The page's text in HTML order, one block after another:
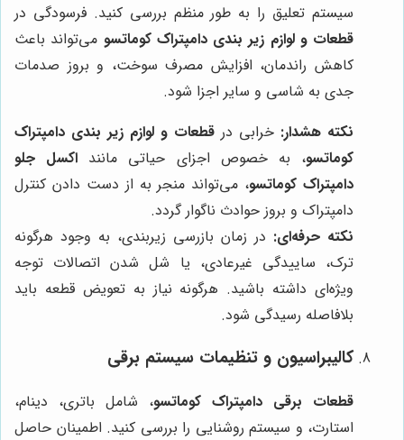
سیستم تعلیق را به طور منظم بررسی کنید. فرسودگی در
قطعات و لوازم زیر بندی دامپتراک کوماتسو می‌تواند باعث
کاهش راندمان، افزایش مصرف سوخت، و بروز صدمات
جدی به شاسی و سایر اجزا شود.
نکته هشدار: خرابی در قطعات و لوازم زیر بندی دامپتراک
کوماتسو، به خصوص اجزای حیاتی مانند اکسل جلو
دامپتراک کوماتسو، می‌تواند منجر به از دست دادن کنترل
دامپتراک و بروز حوادث ناگوار گردد.
نکته حرفه‌ای: در زمان بازرسی زیربندی، به وجود هرگونه
ترک، ساییدگی غیرعادی، یا شل شدن اتصالات توجه
ویژه‌ای داشته باشید. هرگونه نیاز به تعویض قطعه باید
بلافاصله رسیدگی شود.
کالیبراسیون و تنظیمات سیستم برقی
قطعات برقی دامپتراک کوماتسو، شامل باتری، دینام،
استارت، و سیستم روشنایی را بررسی کنید. اطمینان حاصل